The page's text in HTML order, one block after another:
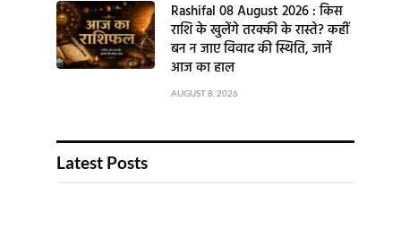
Rashifal 08 August 2026 : किस
राशि के खुलेंगे तरक्की के रास्ते? कहीं
बन न जाए विवाद की स्थिति, जानें
आज का हाल
AUGUST 8, 2026
Latest Posts